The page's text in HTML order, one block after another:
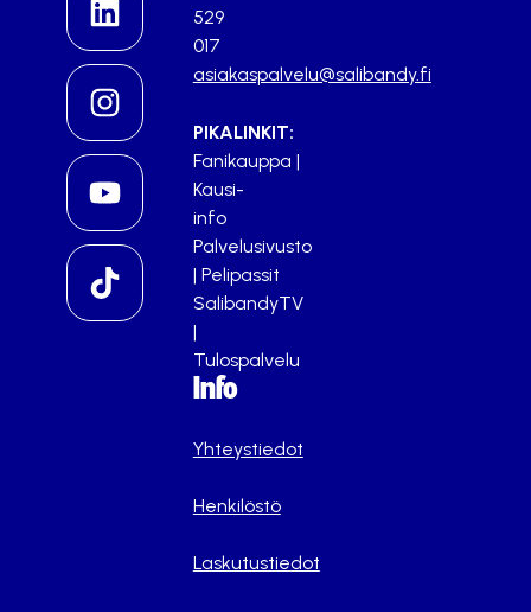
529
017
asiakaspalvelu@salibandy.fi
PIKALINKIT:
Fanikauppa |
Kausi-
info
Palvelusivusto
| Pelipassit
SalibandyTV
|
Tulospalvelu
Info
Yhteystiedot
Henkilöstö
Laskutustiedot